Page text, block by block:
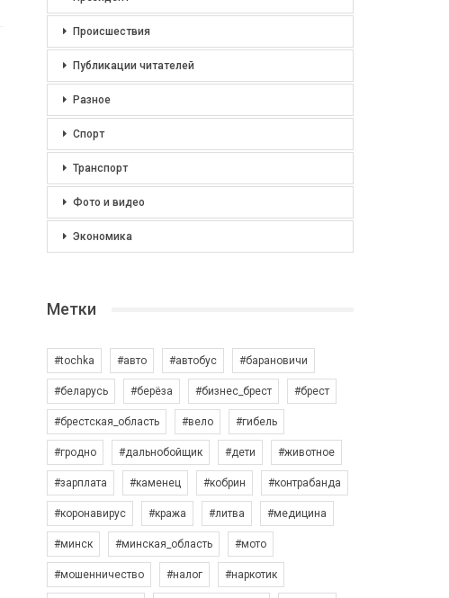
Происшествия
Публикации читателей
Разное
Спорт
Транспорт
Фото и видео
Экономика
Метки
#tochka #авто #автобус #барановичи
#беларусь #берёза #бизнес_брест #брест
#брестская_область #вело #гибель
#гродно #дальнобойщик #дети #животное
#зарплата #каменец #кобрин #контрабанда
#коронавирус #кража #литва #медицина
#минск #минская_область #мото
#мошенничество #налог #наркотик